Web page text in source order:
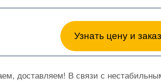
Узнать цену и
доставляем! В связи с